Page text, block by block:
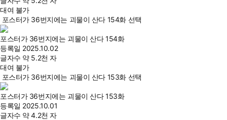
대여 불가
포스터가 36번지에는 괴물이 산다 154화 선택
포스터가 36번지에는 괴물이 산다 154화
등록일 2025.10.02
글자수 약 5.2천 자
대여 불가
포스터가 36번지에는 괴물이 산다 153화 선택
포스터가 36번지에는 괴물이 산다 153화
등록일 2025.10.01
글자수 약 4.2천 자